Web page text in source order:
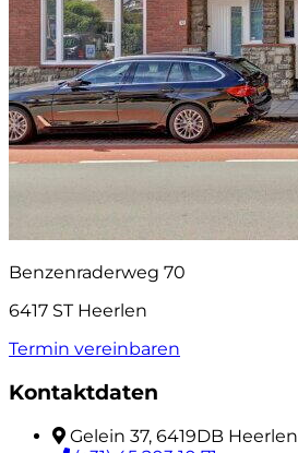
Benzenraderweg 70
6417 ST Heerlen
Termin vereinbaren
Kontaktdaten
Gelein 37, 6419DB Heerlen